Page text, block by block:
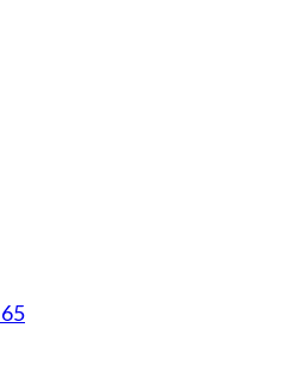
og sent
med psykiske lidelser